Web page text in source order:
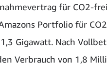
für CO2-
Portfolio für
Gigawatt. Nach
Verbrauch von 1,8